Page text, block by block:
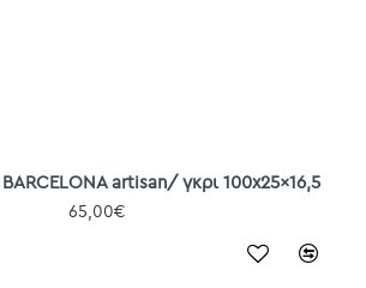
BARCELONA artisan/ γκρι 100x25x16,5
65,00€